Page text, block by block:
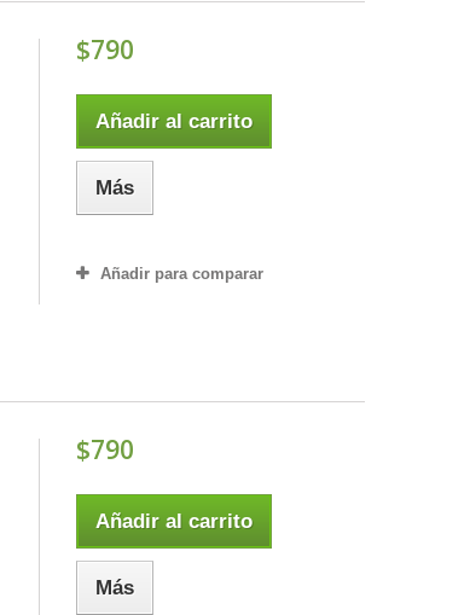
$790
Añadir al carrito
Más
Añadir para comparar
$790
Añadir al carrito
Más